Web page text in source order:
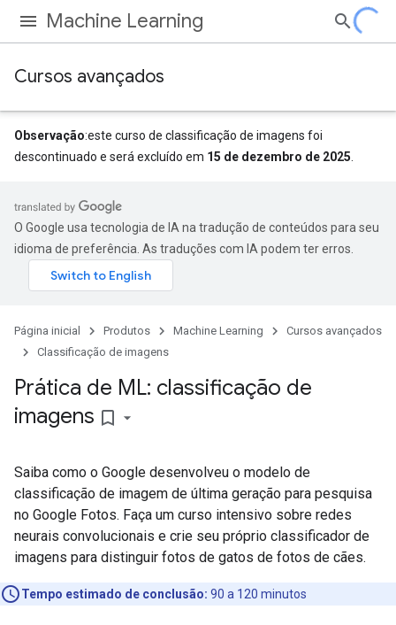
Machine Learning
Cursos avançados
Observação:este curso de classificação de imagens foi
descontinuado e será excluído em 15 de dezembro de 2025
O Google usa tecnologia de IA na tradução de conteúdos para seu
idioma de preferência. As traduções com IA podem ter erros.
Página inicial Produtos Machine Learning
Cursos avançados
Classificação de imagens
Prática de ML: classificação de
imagens bookmark_border
Saiba como o Google desenvolveu o modelo de
classificação de imagem de última geração para pesquisa
no Google Fotos. Faça um curso intensivo sobre redes
neurais convolucionais e crie seu próprio classificador de
imagens para distinguir fotos de gatos de fotos de cães.
Tempo estimado de conclusão: 90 a 120 minutos